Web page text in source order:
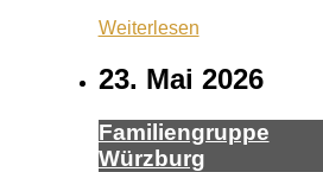
Weiterlesen
23. Mai 2026
Fa­mi­li­en­grup­pe
Würz­burg